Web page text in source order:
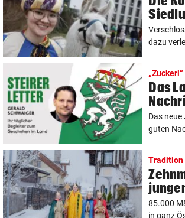
dazu
Das
Das
guten
Tradition
85.000
in ganz